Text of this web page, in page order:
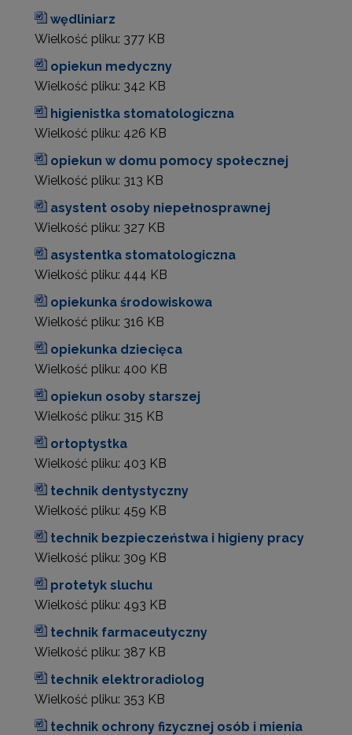
wędliniarz
Wielkość pliku: 377 KB
opiekun medyczny
Wielkość pliku: 342 KB
higienistka stomatologiczna
Wielkość pliku: 426 KB
opiekun w domu pomocy społecznej
Wielkość pliku: 313 KB
asystent osoby niepełnosprawnej
Wielkość pliku: 327 KB
asystentka stomatologiczna
Wielkość pliku: 444 KB
opiekunka środowiskowa
Wielkość pliku: 316 KB
opiekunka dziecięca
Wielkość pliku: 400 KB
opiekun osoby starszej
Wielkość pliku: 315 KB
ortoptystka
Wielkość pliku: 403 KB
technik dentystyczny
Wielkość pliku: 459 KB
technik bezpieczeństwa i higieny pracy
Wielkość pliku: 309 KB
protetyk sluchu
Wielkość pliku: 493 KB
technik farmaceutyczny
Wielkość pliku: 387 KB
technik elektroradiolog
Wielkość pliku: 353 KB
technik ochrony fizycznej osób i mienia